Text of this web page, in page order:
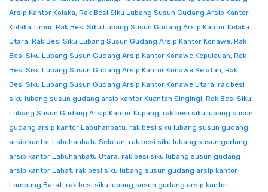
Arsip Kantor Kolaka, Rak Besi Siku Lubang Susun Gudang Arsip Kantor
Kolaka Timur, Rak Besi Siku Lubang Susun Gudang Arsip Kantor Kolaka
Utara, Rak Besi Siku Lubang Susun Gudang Arsip Kantor Konawe, Rak
Besi Siku Lubang Susun Gudang Arsip Kantor Konawe Kepulauan, Rak
Besi Siku Lubang Susun Gudang Arsip Kantor Konawe Selatan, Rak
Besi Siku Lubang Susun Gudang Arsip Kantor Konawe Utara, rak besi
siku lubang susun gudang arsip kantor Kuantan Singingi, Rak Besi Siku
Lubang Susun Gudang Arsip Kantor Kupang, rak besi siku lubang susun
gudang arsip kantor Labuhanbatu, rak besi siku lubang susun gudang
arsip kantor Labuhanbatu Selatan, rak besi siku lubang susun gudang
arsip kantor Labuhanbatu Utara, rak besi siku lubang susun gudang
arsip kantor Lahat, rak besi siku lubang susun gudang arsip kantor
Lampung Barat, rak besi siku lubang susun gudang arsip kantor